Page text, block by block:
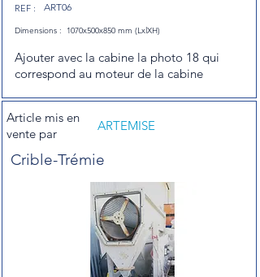
REF : ART06
Dimensions : 1070x500x850 mm (LxlXH)
Ajouter avec la cabine la photo 18 qui
correspond au moteur de la cabine
Article mis en
vente par
ARTEMISE
Crible-Trémie